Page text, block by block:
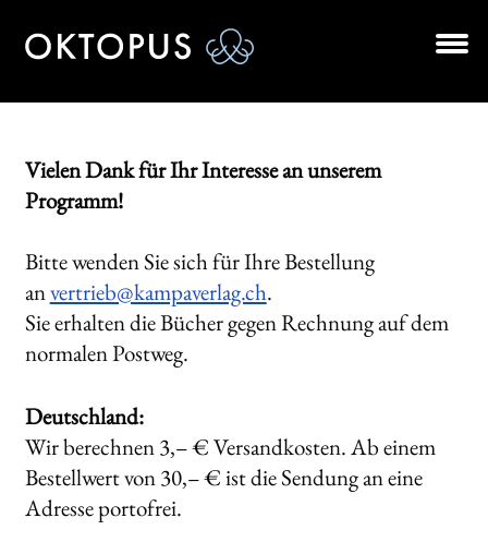
Zur
Navigation
Zum
Inhalt
AUTOR*INNEN
VERLAG
AKTUELLES
NEWSLETTER
LIZENZEN | FOREIGN RIGHTS
Vielen Dank für Ihr Interesse an unserem
Programm!
Bitte wenden Sie sich für Ihre Bestellung
anvertrieb@kampaverlag.ch.
Sie erhalten die Bücher gegen Rechnung auf dem
normalen Postweg.
Deutschland:
Wir berechnen 3,– € Versandkosten. Ab einem
Bestellwert von 30,– € ist die Sendung an eine
Adresse portofrei.